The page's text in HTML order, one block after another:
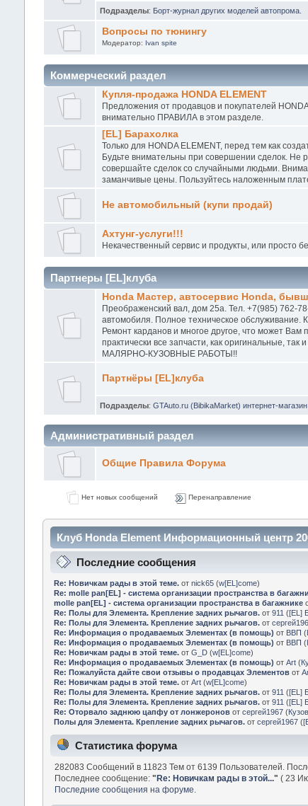
Подразделы: Борт-журнал других моделей автопрома.
Вопросы по тюнингу
Модератор: Ivan spite
Коммерческий раздел
Купля-продажа HONDA ELEMENT
Предложения от продавцов и покупателей
внимательно ПРАВИЛА в этом разделе.
[EL] Барахолка
Только для HONDA ELEMENT, перед тем как
Будьте внимательны при совершении сделок. Не
совершайте сделок со случайными людьми.
заманчивые цены. Пользуйтесь наложенным
Не автомобильный (купи продай)
Ахтунг-услуги!!!
Некачественный сервис и продукты, или просто
Партнеры [EL]клуба
Honda Мастер, автосервис Honda,
Преображенский вал, дом 25а. Тел. +7(985) 762-
автомобиля. Полное техническое обслуживание.
Ремонт карданов и многое другое, что может
практически все запчасти, как оригинальные,
МАЛЯРНО-КУЗОВНЫЕ РАБОТЫ!!
Партнёры [EL]клуба
Подразделы: GTAuto.ru (BibikaMarket) интернет-магазин
Административный раздел
Общие Правила Форума
Нет новых сообщений Перенаправление
Клуб Honda Element Информационный центр
Последние сообщения
Re: Новичкам рады в этой теме. отnick65 (w[EL]come)
Re: molle pan[EL] - система организации пространства в
molle pan[EL] - система организации пространства в багажнике
Re: Полы для Элемента. Крепление задних рычагов. от911 ([EL]
Re: Полы для Элемента. Крепление задних рычагов. от
Re: Информация о продаваемых Элементах (в помощь) от ВВП (
Re: Информация о продаваемых Элементах (в помощь) от ВВП (
Re: Новичкам рады в этой теме. отG_D (w[EL]come)
Re: Информация о продаваемых Элементах (в помощь) отArt (
Re: Пожалуйста дайте свои отзывы о продавцах Элементов от
Re: Новичкам рады в этой теме. отArt (w[EL]come)
Re: Полы для Элемента. Крепление задних рычагов. от911 ([EL]
Re: Полы для Элемента. Крепление задних рычагов. от911 ([EL]
Re: Оторвало заднюю цапфу от лонжеронов отсергей1967 (
Полы для Элемента. Крепление задних рычагов. отсергей1967 (
Статистика форума
282083 Сообщений в 11823 Тем от 6139 Пользователей.
Последнее сообщение: " Re: Новичкам рады в этой..." ( 23
Последние сообщения на форуме.